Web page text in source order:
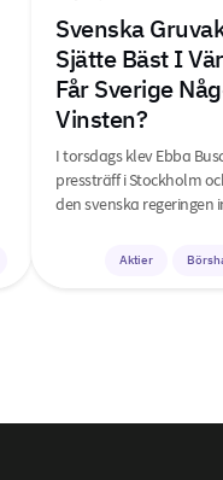
Svenska
Sjätte Bäst I
Får Sverige
Vinsten?
I torsdags klev Ebba
pressträff i Stockholm
den svenska
Aktier